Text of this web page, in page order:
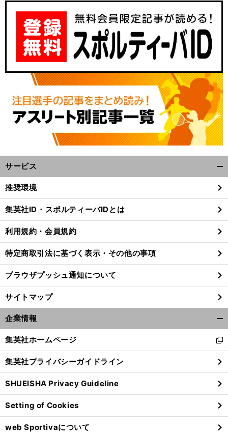
前
サービス
閉
る
推奨環境
集英社ID・スポルティーバIDとは
利用規約・会員規約
特定商取引法に基づく表示・その他の事項
ブラウザプッシュ通知について
サイトマップ
企業情報
閉
る
集英社ホームページ
新
し
い
ウ
ィ
ン
ド
ウ
で
集英社プライバシーガイドライン
SHUEISHA Privacy Guideline
Setting of Cookies
web Sportivaについて